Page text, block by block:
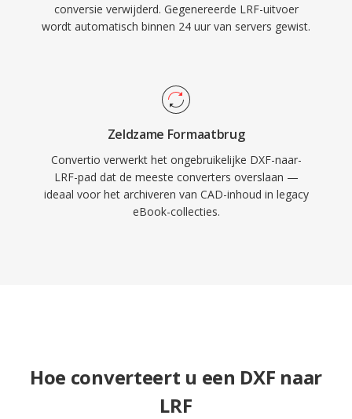
conversie verwijderd. Gegenereerde LRF-uitvoer
wordt automatisch binnen 24 uur van servers gewist.
Zeldzame Formaatbrug
Convertio verwerkt het ongebruikelijke DXF-naar-
LRF-pad dat de meeste converters overslaan —
ideaal voor het archiveren van CAD-inhoud in legacy
eBook-collecties.
Hoe converteert u een DXF naar
LRF